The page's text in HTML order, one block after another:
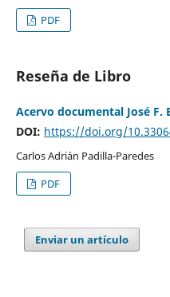
PDF
Reseña de Libro
Acervo documental José F.
DOI: https://doi.org/
Carlos Adrián Padilla-Paredes
PDF
Enviar un artículo